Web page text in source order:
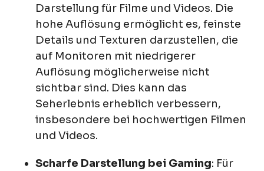
Darstellung für Filme und Videos. Die
hohe Auflösung ermöglicht es, feinste
Details und Texturen darzustellen, die
auf Monitoren mit niedrigerer
Auflösung möglicherweise nicht
sichtbar sind. Dies kann das
Seherlebnis erheblich verbessern,
insbesondere bei hochwertigen Filmen
und Videos.
Scharfe Darstellung bei Gaming: Für